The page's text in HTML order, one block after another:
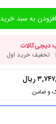
افزودن به سبد خرید
ریال